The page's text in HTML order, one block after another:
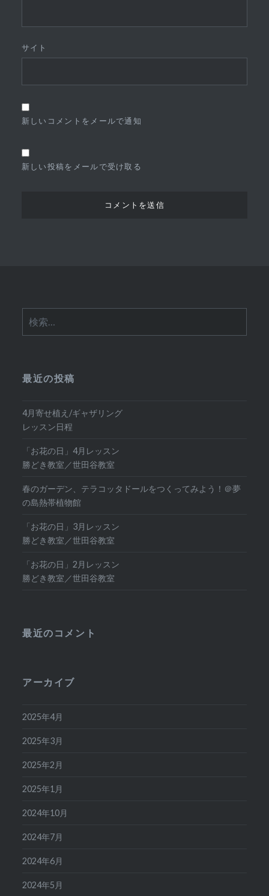
サイト
新しいコメントをメールで通知
新しい投稿をメールで受け取る
索:
最近の投稿
4月寄せ植え/ギャザリング
レッスン日程
「お花の日」4月レッスン
勝どき教室／世田谷教室
春のガーデン、テラコッタドールをつくってみよう！＠夢
の島熱帯植物館
「お花の日」3月レッスン
勝どき教室／世田谷教室
「お花の日」2月レッスン
勝どき教室／世田谷教室
最近のコメント
アーカイブ
2025年4月
2025年3月
2025年2月
2025年1月
2024年10月
2024年7月
2024年6月
2024年5月